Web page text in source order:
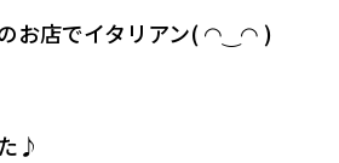
お店でイタリアン( ◠‿◠ )
♪